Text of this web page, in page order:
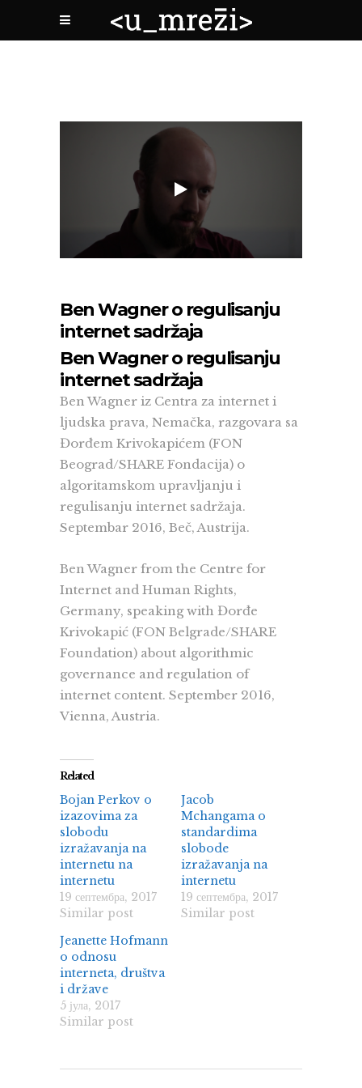
Ben Wagner o regulisanju
internet sadržaja
Ben Wagner o regulisanju
internet sadržaja
Ben Wagner iz Centra za internet i
ljudska prava, Nemačka, razgovara sa
Đorđem Krivokapićem (FON
Beograd/SHARE Fondacija) o
algoritamskom upravljanju i
regulisanju internet sadržaja.
Septembar 2016, Beč, Austrija.
Ben Wagner from the Centre for
Internet and Human Rights,
Germany, speaking with Đorđe
Krivokapić (FON Belgrade/SHARE
Foundation) about algorithmic
governance and regulation of
internet content. September 2016,
Vienna, Austria.
Related
Bojan Perkov o
izazovima za
slobodu
izražavanja na
internetu na
internetu
19 септембра, 2017
Similar post
Jacob
Mchangama o
standardima
slobode
izražavanja na
internetu
19 септембра, 2017
Similar post
Jeanette Hofmann
o odnosu
interneta, društva
i države
5 јула, 2017
Similar post